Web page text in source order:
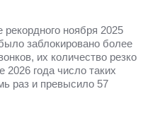
ноября 2025
заблокировано более
их количество резко
года число таких
раз и превысило 57